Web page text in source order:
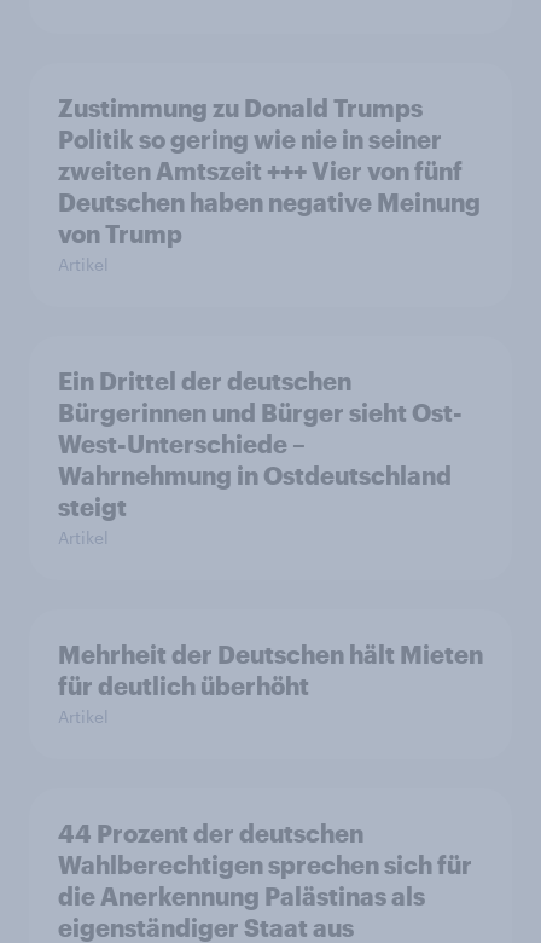
Zustimmung zu Donald Trumps
Politik so gering wie nie in seiner
zweiten Amtszeit +++ Vier von fünf
Deutschen haben negative Meinung
von Trump
Artikel
Ein Drittel der deutschen
Bürgerinnen und Bürger sieht Ost-
West-Unterschiede –
Wahrnehmung in Ostdeutschland
steigt
Artikel
Mehrheit der Deutschen hält Mieten
für deutlich überhöht
Artikel
44 Prozent der deutschen
Wahlberechtigen sprechen sich für
die Anerkennung Palästinas als
eigenständiger Staat aus